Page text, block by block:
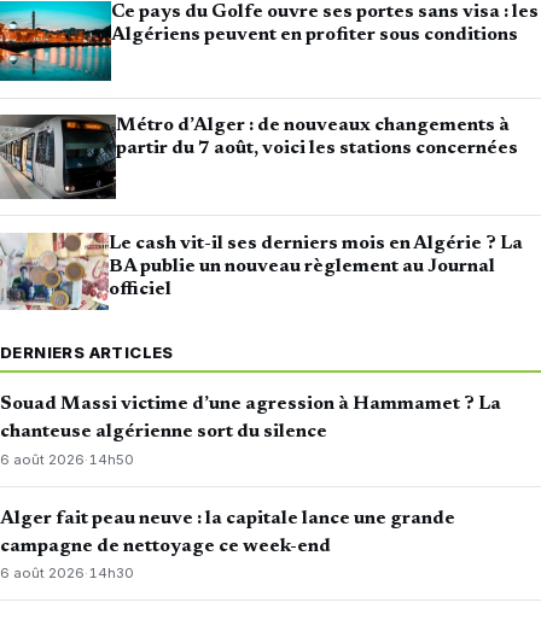
Ce pays du Golfe ouvre ses portes sans visa : les
Algériens peuvent en profiter sous conditions
Métro d’Alger : de nouveaux changements à
partir du 7 août, voici les stations concernées
Le cash vit-il ses derniers mois en Algérie ? La
BA publie un nouveau règlement au Journal
officiel
DERNIERS ARTICLES
Souad Massi victime d’une agression à Hammamet ? La
chanteuse algérienne sort du silence
6 août 2026·14h50
Alger fait peau neuve : la capitale lance une grande
campagne de nettoyage ce week-end
6 août 2026·14h30